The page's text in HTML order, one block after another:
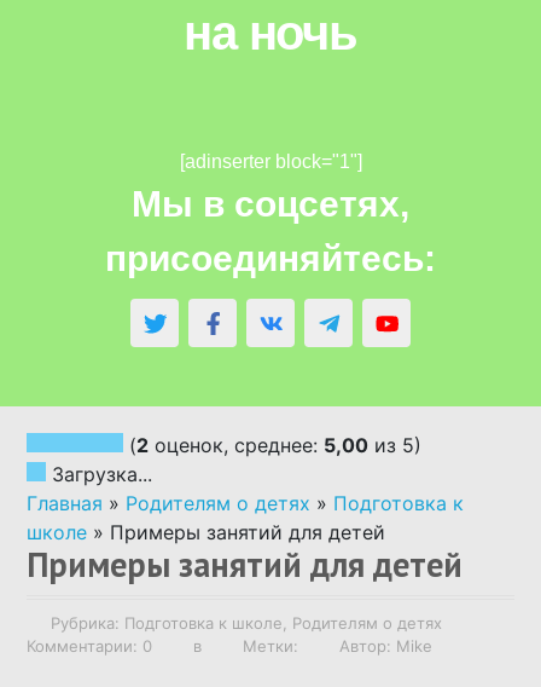
МОИ СКАЗКИ ПРО
АВТОРСКИЕ СКАЗКИ
СКАЗКИ НАРОДОВ МИРА
СКАЗКИ ПО ВОЗРАСТУ
СКАЗКИ ПО РУБРИКАМ
АУДИОСКАЗКИ
НАПИСАТЬ СКАЗКУ ПО ЗАКАЗУ
РОДИТЕЛЯМ О ДЕТЯХ
на ночь
[adinserter block="1"]
Мы в соцсетях,
присоединяйтесь:
(2 оценок, среднее: 5,00 из 5)
Загрузка...
Главная » Родителям о детях » Подготовка к
школе » Примеры занятий для детей
Примеры занятий для детей
Рубрика: Подготовка к школе
Родителям о детях
Комментарии: 0
в Метки: Автор: Mike